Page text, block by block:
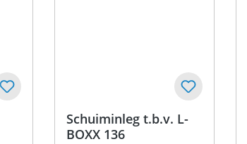
Schuiminleg t.b.v. L-
BOXX 136